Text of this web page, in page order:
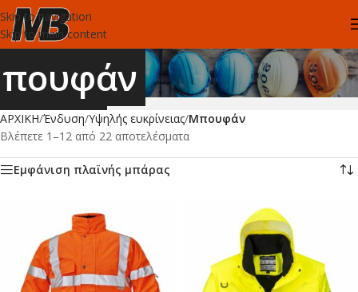
Skip to navigation
Skip to main content
ΑΡΧΙΚΗ/Ένδυση/Υψηλής ευκρίνειας/Μπουφάν
Βλέπετε 1–12 από 22 αποτελέσματα
Εμφάνιση πλαϊνής μπάρας